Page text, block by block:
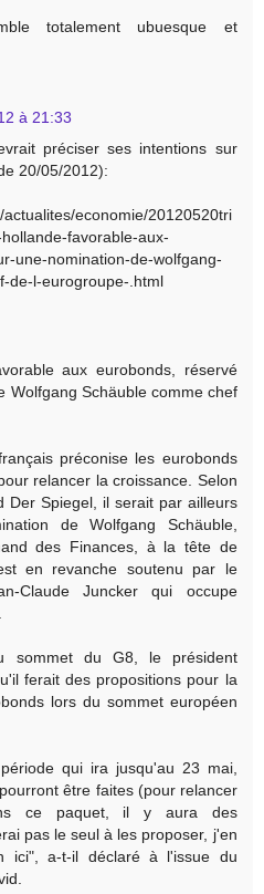
totalement ubuesque et
à 21:33
préciser ses intentions sur
20/05/2012):
economie/20120520tri
favorable-aux-
une-nomination-de-wolfgang-
de-l-eurogroupe-.html
aux eurobonds, réservé
Wolfgang Schäuble comme chef
préconise les eurobonds
relancer la croissance. Selon
Der Spiegel, il serait par ailleurs
de Wolfgang Schäuble,
des Finances, à la tête de
en revanche soutenu par le
Claude Juncker qui occupe
sommet du G8, le président
ferait des propositions pour la
lors du sommet européen
qui ira jusqu'au 23 mai,
être faites (pour relancer
ce paquet, il y aura des
pas le seul à les proposer, j'en
ici", a-t-il déclaré à l'issue du